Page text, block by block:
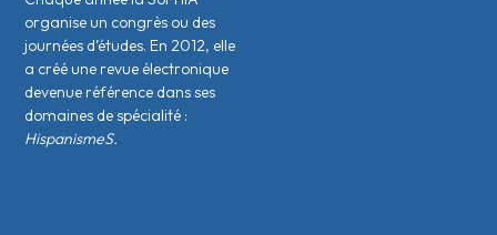
organise un congrès ou des
journées d’études. En 2012, elle
a créé une revue électronique
devenue référence dans ses
domaines de spécialité :
HispanismeS.